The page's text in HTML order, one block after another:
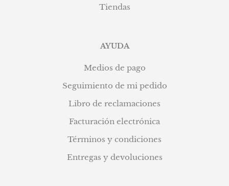
Tiendas
AYUDA
Medios de pago
Seguimiento de mi pedido
Libro de reclamaciones
Facturación electrónica
Términos y condiciones
Entregas y devoluciones